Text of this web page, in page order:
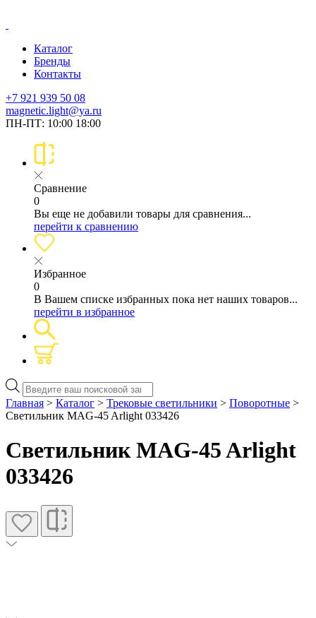
Каталог
Бренды
Контакты
+7 921 939 50 08
magnetic.light@ya.ru
ПН-ПТ: 10:00 18:00
Сравнение
0
Вы еще не добавили товары для сравнения...
перейти к сравнению
Избранное
0
В Вашем списке избранных пока нет наших товаров...
перейти в избранное
Поиск
товаров
Главная > Каталог > Трековые светильники > Поворотные >
Светильник MAG-45 Arlight 033426
Светильник MAG-45 Arlight
033426